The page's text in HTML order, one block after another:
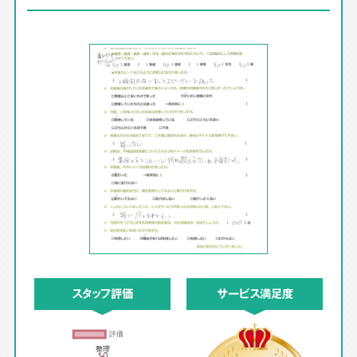
スタッフ評価 サービス満足度